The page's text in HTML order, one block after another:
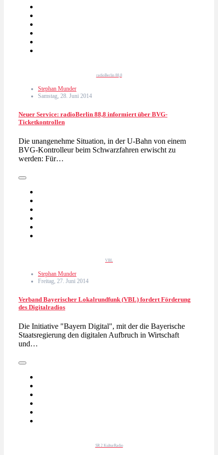
radioBerlin 88,8
Stephan Munder
Samstag, 28. Juni 2014
Neuer Service: radioBerlin 88,8 informiert über BVG-
Ticketkontrollen
Die unangenehme Situation, in der U-Bahn von einem
BVG-Kontrolleur beim Schwarzfahren erwischt zu
werden: Für…
VBL
Stephan Munder
Freitag, 27. Juni 2014
Verband Bayerischer Lokalrundfunk (VBL) fordert Förderung
des Digitalradios
Die Initiative "Bayern Digital", mit der die Bayerische
Staatsregierung den digitalen Aufbruch in Wirtschaft
und…
SR 2 KulturRadio